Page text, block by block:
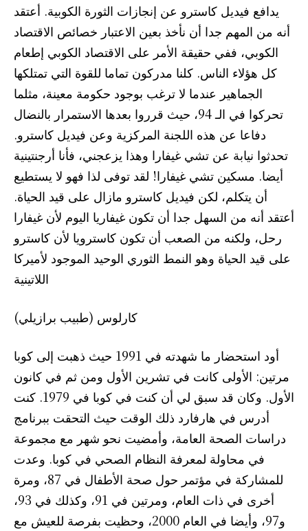
يدافع فيديل كاسترو عن إنجازات الثورة الكوبية. أعتقد
أنه من المهم جدا أن نأخذ بعين الاعتبار خصائص الاقتصاد
الكوبي، ففي حقيقة الأمر على الاقتصاد الكوبي إطعام
كل هؤلاء الناس. كلنا مدركون تماما للقوة التي تمتلكها
الجماهير عندما لا ترغب بوجود حكومة معينة، مثلما
تحركوا في الـ 94، حيث قرروا بعدها الاستمرار بالنضال
دفاعا عن هذه اللجنة المركزية وعن فيديل كاسترو.
تحدثوا نيابة عن تشي غيفارا وهذا يزعجني، فأنا أرجنتينية
أيضا. مسكين تشي غيفارا! لقد توفى لذا فهو لا يستطيع
أن يتكلم، لكن فيديل كاسترو مازال على قيد الحياة.
أعتقد أنه من السهل جدا أن تكون غيفاريا اليوم لأن غيفارا
رحل، ولكنه من الصعب أن تكون كاسترويا لأن كاسترو
على قيد الحياة وهو النمط الثوري الوحيد الموجود لأميركا
اللاتينية
كارلوس (طبيب برازيلي)
أود استحضار ما شهدته في 1991 حيث ذهبت إلى كوبا
مرتين: الأولى كانت في تشرين الأول ومن ثم في كانون
الأول. وكان قد سبق لي أن كنت في كوبا في 1979. كنت
أدرس في هارفارد ذلك الوقت حيث التحقت ببرنامج
دراسات الصحة العامة، وأمضيت نحو شهر مع مجموعة
في محاولة لمعرفة النظام الصحي في كوبا. وعدت
للمشاركة في مؤتمر حول صحة الأطفال في 87، ومرة
أخرى في ذات العام، ومرتين في 91، وكذلك في 93،
و97، وأيضا في العام 2000، وحظيت بفرصة للعيش مع